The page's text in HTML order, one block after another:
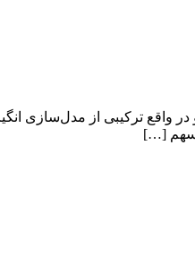
ترکیبی از مدل‌سازی
سهم […]